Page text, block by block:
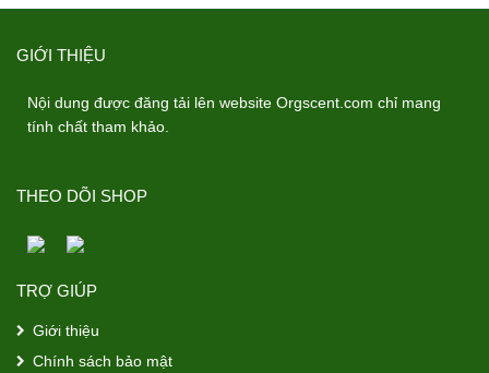
GIỚI THIỆU
Nội dung được đăng tải lên website Orgscent.com chỉ mang
tính chất tham khảo.
THEO DÕI SHOP
TRỢ GIÚP
Giới thiệu
Chính sách bảo mật